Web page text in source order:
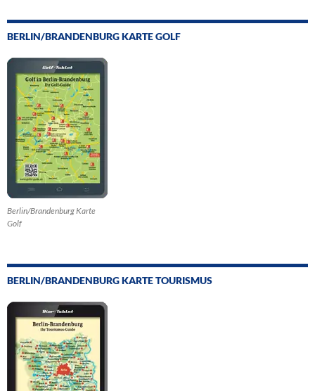
BERLIN/BRANDENBURG KARTE GOLF
Berlin/Brandenburg Karte
Golf
BERLIN/BRANDENBURG KARTE TOURISMUS